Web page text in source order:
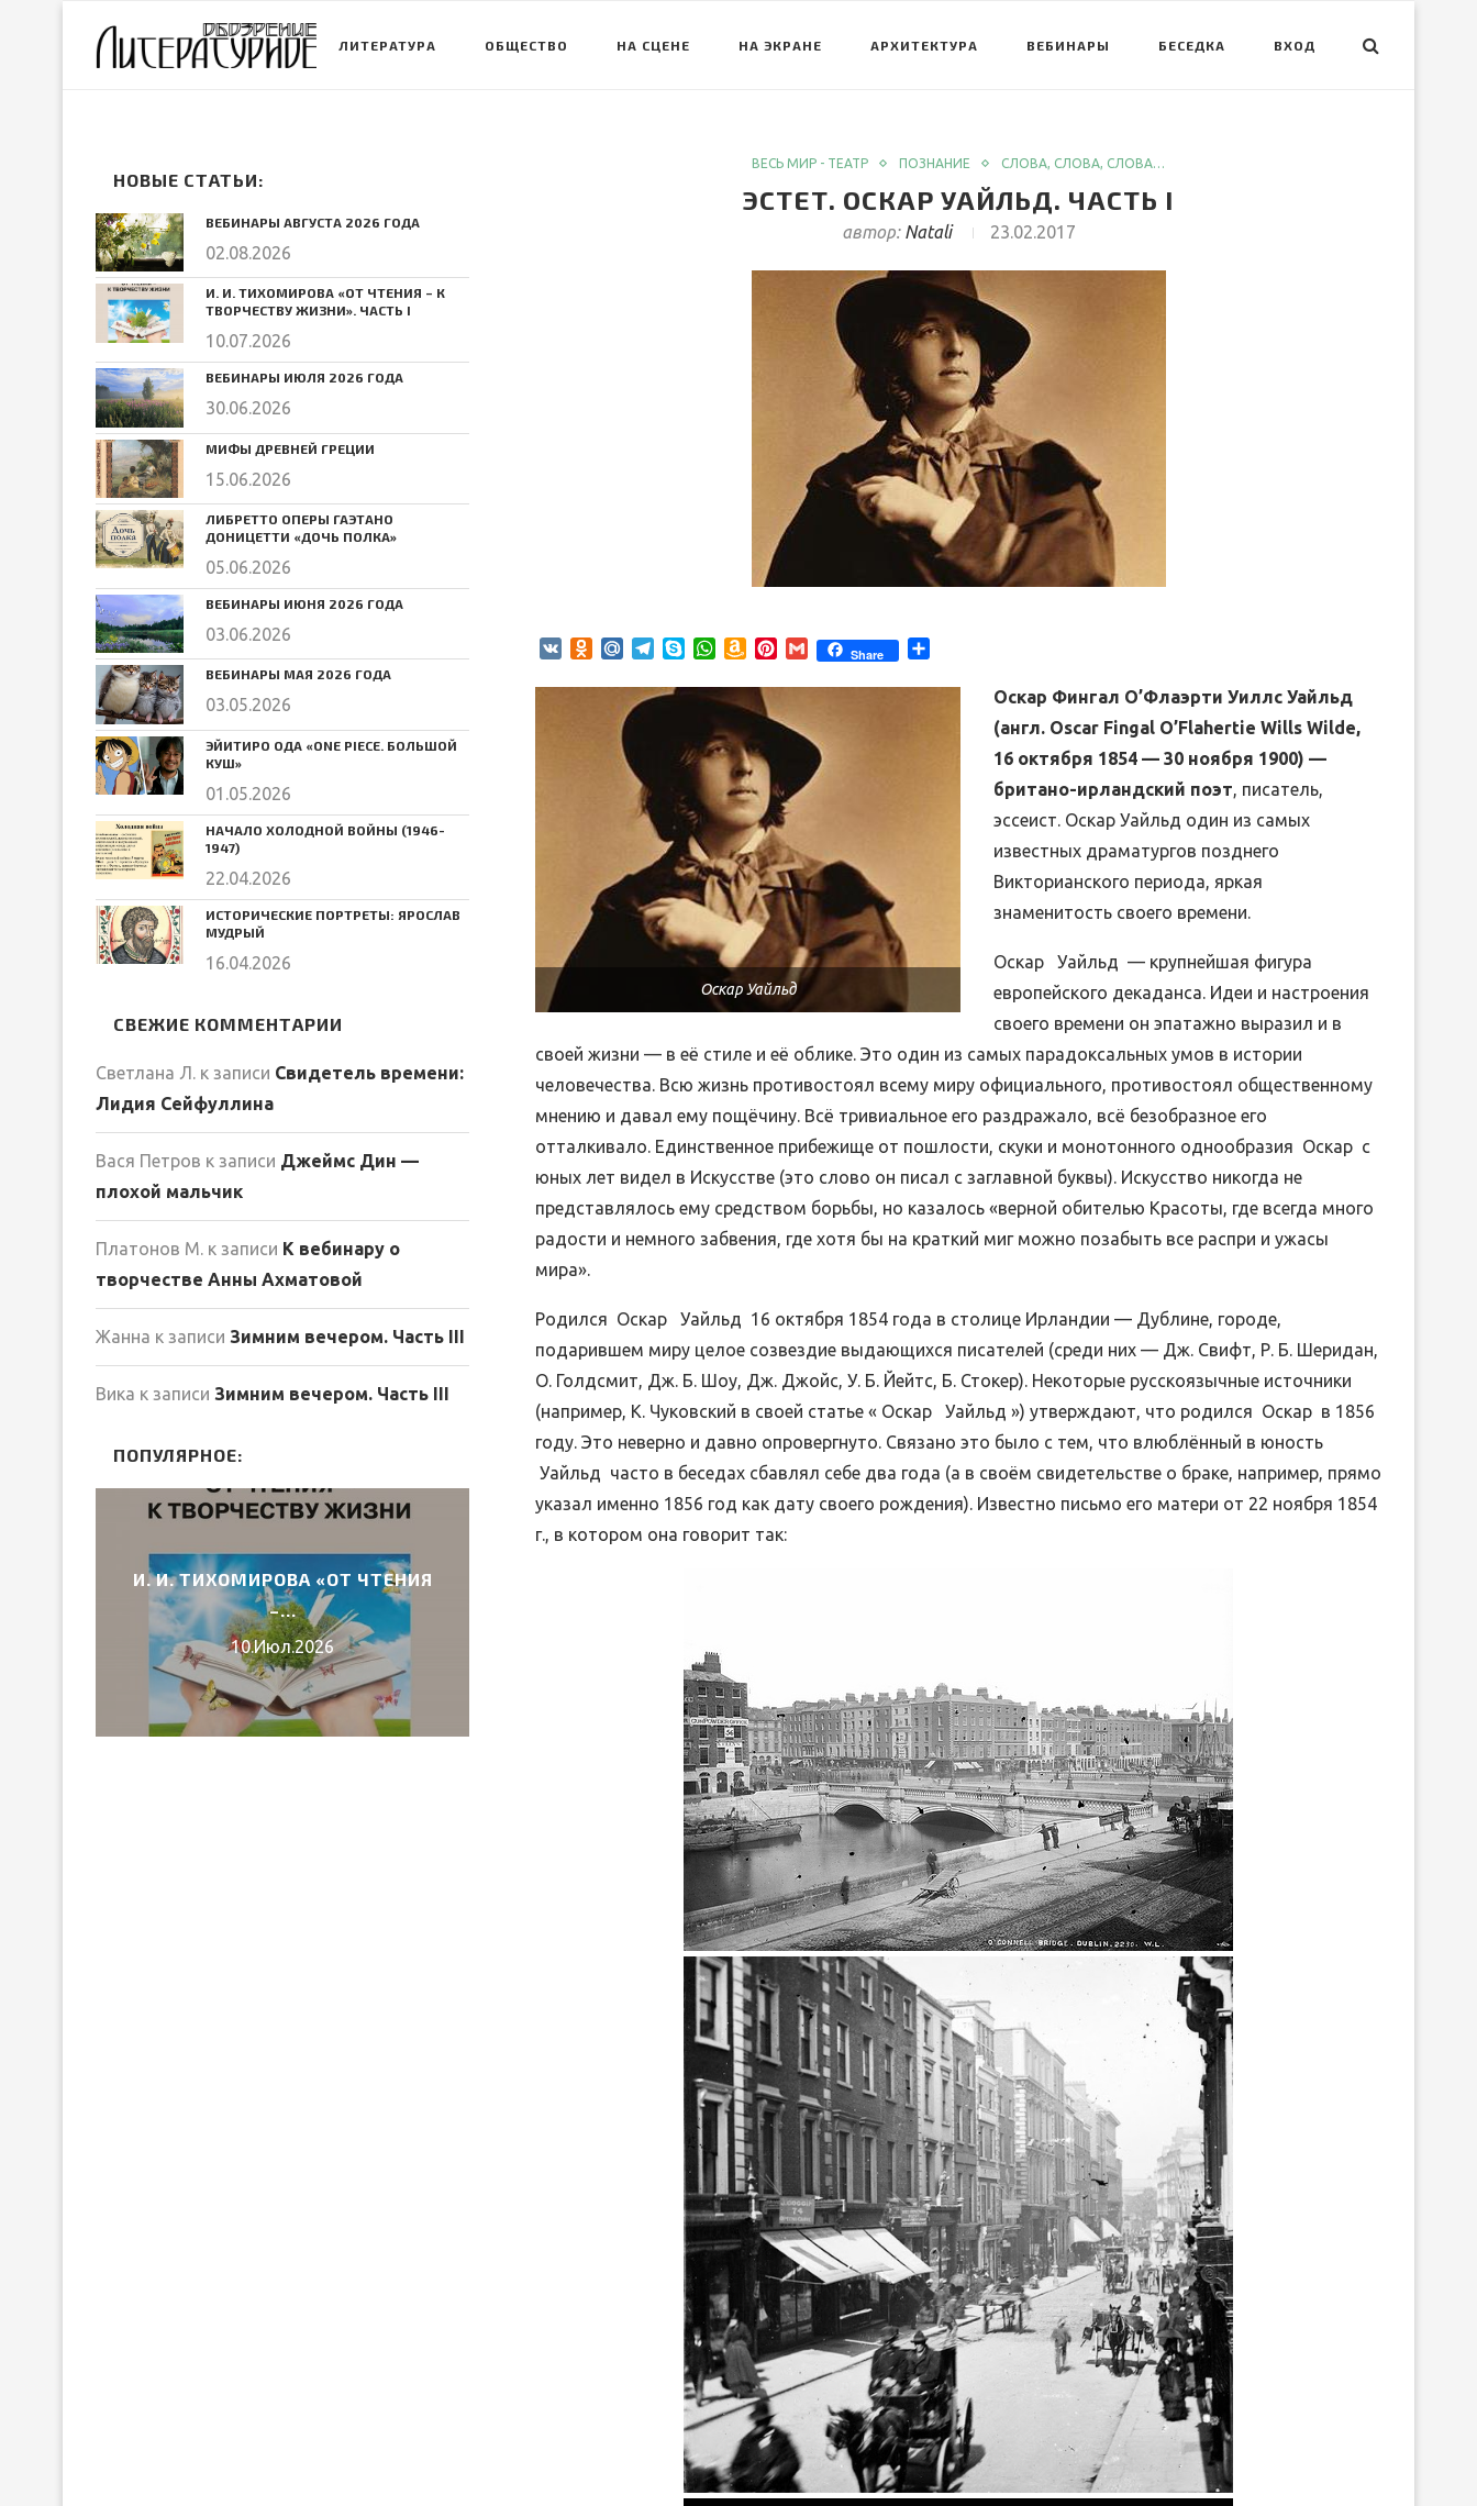
ЛИТЕРАТУРА ОБЩЕСТВО НА СЦЕНЕ НА ЭКРАНЕ АРХИТЕКТУРА ВЕБИНАРЫ БЕСЕДКА ВХОД
ВЕСЬ МИР - ТЕАТР ПОЗНАНИЕ СЛОВА, СЛОВА, СЛОВА…
ЭСТЕТ. ОСКАР УАЙЛЬД. ЧАСТЬ I
автор: Natali 23.02.2017
VK Odnoklassniki
Mail.RuTelegram
SkypeWhatsApp
Amazon
List
Pinterest
GmailShare
Оскар Уайльд
Оскар Фингал О’Флаэрти Уиллс Уайльд
(англ. Oscar Fingal O’Flahertie Wills Wilde,
16 октября 1854 — 30 ноября 1900) —
британо-ирландский поэт, писатель,
эссеист. Оскар Уайльд один из самых
известных драматургов позднего
Викторианского периода, яркая
знаменитость своего времени.
Оскар Уайльд — крупнейшая фигура
европейского декаданса. Идеи и настроения
своего времени он эпатажно выразил и в
своей жизни — в её стиле и её облике. Это один из самых парадоксальных умов в истории
человечества. Всю жизнь противостоял всему миру официального, противостоял общественному
мнению и давал ему пощёчину. Всё тривиальное его раздражало, всё безобразное его
отталкивало. Единственное прибежище от пошлости, скуки и монотонного однообразия Оскар с
юных лет видел в Искусстве (это слово он писал с заглавной буквы). Искусство никогда не
представлялось ему средством борьбы, но казалось «верной обителью Красоты, где всегда много
радости и немного забвения, где хотя бы на краткий миг можно позабыть все распри и ужасы
мира».
Родился Оскар Уайльд 16 октября 1854 года в столице Ирландии — Дублине, городе,
подарившем миру целое созвездие выдающихся писателей (среди них — Дж. Свифт, Р. Б. Шеридан,
О. Голдсмит, Дж. Б. Шоу, Дж. Джойс, У. Б. Йейтс, Б. Стокер). Некоторые русскоязычные источники
(например, К. Чуковский в своей статье « Оскар Уайльд ») утверждают, что родился Оскар в 1856
году. Это неверно и давно опровергнуто. Связано это было с тем, что влюблённый в юность
Уайльд часто в беседах сбавлял себе два года (а в своём свидетельстве о браке, например, прямо
указал именно 1856 год как дату своего рождения). Известно письмо его матери от 22 ноября 1854
г., в котором она говорит так:
НОВЫЕ СТАТЬИ:
ВЕБИНАРЫ АВГУСТА 2026 ГОДА
02.08.2026
И. И. ТИХОМИРОВА «ОТ ЧТЕНИЯ – К
ТВОРЧЕСТВУ ЖИЗНИ». ЧАСТЬ I
10.07.2026
ВЕБИНАРЫ ИЮЛЯ 2026 ГОДА
30.06.2026
МИФЫ ДРЕВНЕЙ ГРЕЦИИ
15.06.2026
ЛИБРЕТТО ОПЕРЫ ГАЭТАНО
ДОНИЦЕТТИ «ДОЧЬ ПОЛКА»
05.06.2026
ВЕБИНАРЫ ИЮНЯ 2026 ГОДА
03.06.2026
ВЕБИНАРЫ МАЯ 2026 ГОДА
03.05.2026
ЭЙИТИРО ОДА «ONE PIECE. БОЛЬШОЙ
КУШ»
01.05.2026
НАЧАЛО ХОЛОДНОЙ ВОЙНЫ (1946-
1947)
22.04.2026
ИСТОРИЧЕСКИЕ ПОРТРЕТЫ: ЯРОСЛАВ
МУДРЫЙ
16.04.2026
СВЕЖИЕ КОММЕНТАРИИ
Светлана Л. к записи Свидетель времени:
Лидия Сейфуллина
Вася Петров к записи Джеймс Дин —
плохой мальчик
Платонов М. к записи К вебинару о
творчестве Анны Ахматовой
Жанна к записи Зимним вечером. Часть III
Вика к записи Зимним вечером. Часть III
ПОПУЛЯРНОЕ:
И. И. ТИХОМИРОВА «ОТ ЧТЕНИЯ
–...
10.Июл.2026